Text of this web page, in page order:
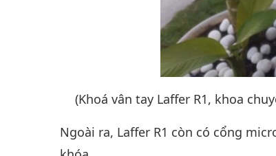
(Khoá vân tay Laffer R1, khoa
Ngoài ra, Laffer R1 còn có cổng